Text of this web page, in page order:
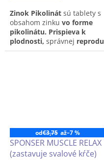
Zinok Pikolinát sú tablety s
obsahom zinku vo forme
pikolinátu. Prispieva k
plodnosti, správnej
funkcii, optimálnej hladine
od€3,75 až–7 %
SPONSER MUSCLE RELAX
(zastavuje svalové kŕče)